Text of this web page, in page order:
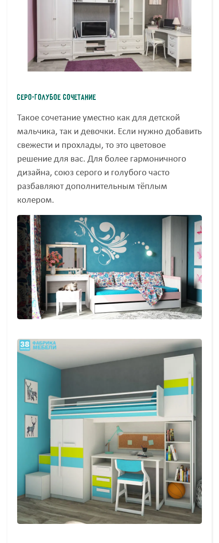
Серо-голубое сочетание
Такое сочетание уместно как для детской
мальчика, так и девочки. Если нужно добавить
свежести и прохлады, то это цветовое
решение для вас. Для более гармоничного
дизайна, союз серого и голубого часто
разбавляют дополнительным тёплым
колером.